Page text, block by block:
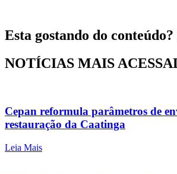
Esta gostando do
NOTÍCIAS MAIS
Cepan reformula parâmetros de
restauração da Caatinga
Leia Mais